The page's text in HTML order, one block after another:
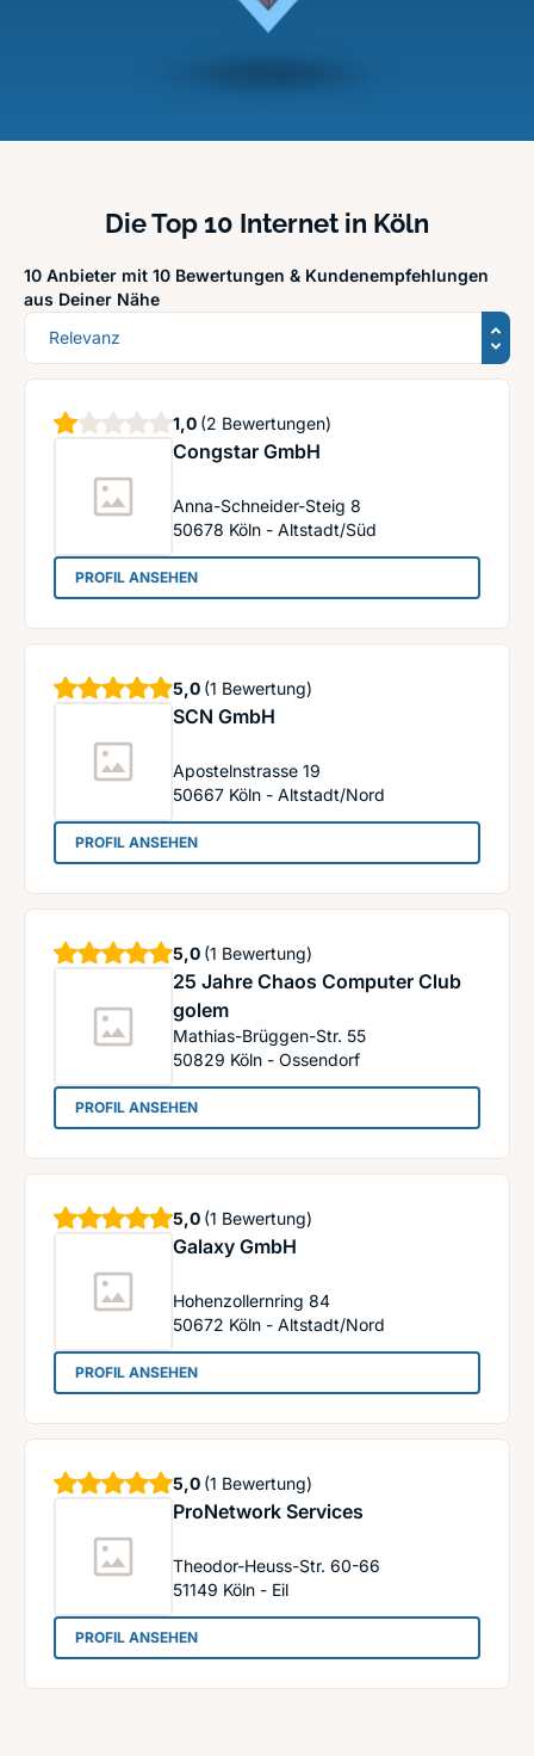
Die Top 10 Internet in Köln
10 Anbieter mit 10 Bewertungen & Kundenempfehlungen
aus Deiner Nähe
Sortierung
Congstar GmbH
Anna-Schneider-Steig 8
50678 Köln - Altstadt/Süd
1,0 Stern
(2 Bewertungen)
PROFIL ANSEHEN: Congstar GmbH
SCN GmbH
Apostelnstrasse 19
50667 Köln - Altstadt/Nord
5,0 Sterne
(1 Bewertung)
PROFIL ANSEHEN: SCN GmbH
25 Jahre Chaos Computer Club
golem
Mathias-Brüggen-Str. 55
50829 Köln - Ossendorf
5,0 Sterne
(1 Bewertung)
PROFIL ANSEHEN: 25 Jahre Chaos Computer Club golem
Galaxy GmbH
Hohenzollernring 84
50672 Köln - Altstadt/Nord
5,0 Sterne
(1 Bewertung)
PROFIL ANSEHEN: Galaxy GmbH
ProNetwork Services
Theodor-Heuss-Str. 60-66
51149 Köln - Eil
5,0 Sterne
(1 Bewertung)
PROFIL ANSEHEN: ProNetwork Services